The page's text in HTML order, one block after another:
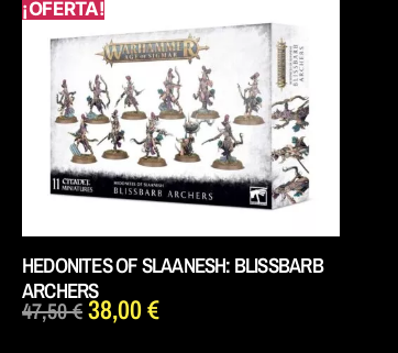
¡OFERTA!
HEDONITES OF SLAANESH: BLISSBARB
ARCHERS
47,50€38,00€